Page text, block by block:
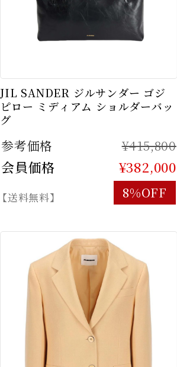
JIL SANDER ジルサンダー ゴジ
ピロー ミディアム ショルダーバッ
グ
参考価格 ¥415,800
会員価格 ¥382,000
【送料無料】 8%OFF